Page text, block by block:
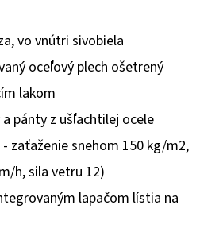
vo vnútri sivobiela
oceľový plech ošetrený
lakom
pánty z ušľachtilej ocele
zaťaženie snehom 150 kg/m2,
h, sila vetru 12)
lapačom lístia na